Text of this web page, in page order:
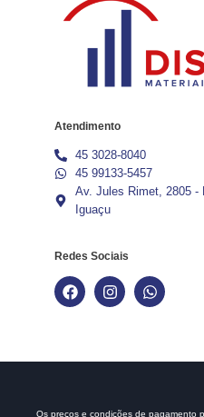
Atendimento
45 3028-8040
45 99133-5457
Av. Jules Rimet, 2805 -
Iguaçu
Redes Sociais
Os preços e condições de pagamento